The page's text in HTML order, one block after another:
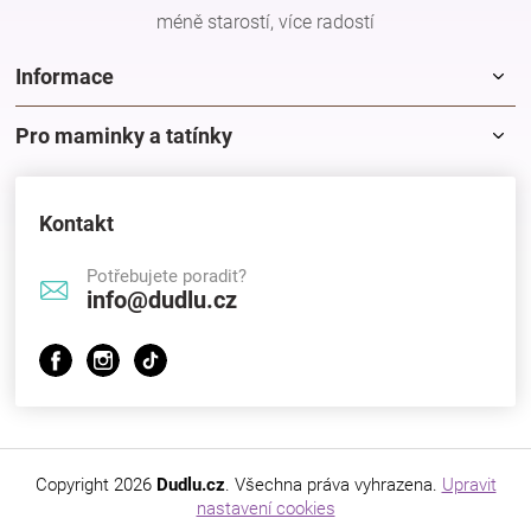
méně starostí, více radostí
Informace
Pro maminky a tatínky
Kontakt
Potřebujete poradit?
info@dudlu.cz
Copyright 2026 Dudlu.cz. Všechna práva vyhrazena. Upravit
nastavení cookies